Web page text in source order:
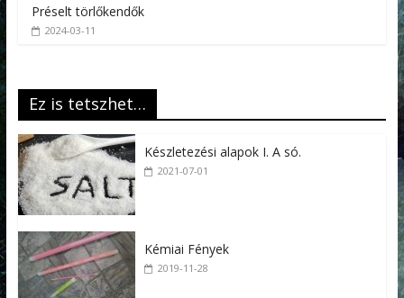
Préselt törlőkendők
2024-03-11
Ez is tetszhet…
Készletezési alapok I. A só.
2021-07-01
Kémiai Fények
2019-11-28